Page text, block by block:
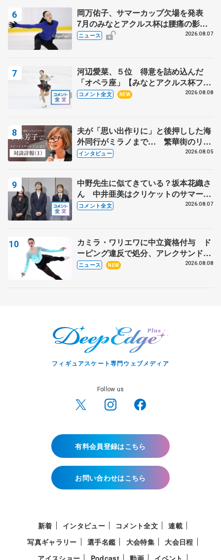
岡万佑子、サマーカップ欠場を発表
7月のみなとアクルス杯は腰痛の影響
で
ニュース 2026.08.07
河辺愛菜、５位 得意を詰め込んだ
「オペラ座」【みなとアクルス杯フリ
ー】
コメント全文 NEW 2026.08.08
夫が「思い出作りに」と後押しした海
外同行がミラノまで… 繁華街のリン
クでは不良のお兄さんも味方に 小林
インタビュー 2026.08.05
中野先生に似てきている？坂本花織さ
ん 中井亜美はクリケットのサマーキ
ャンプに 島田麻央はたくさん試合に
コメント全文 2026.08.07
カミラ・ワリエワに中立資格付与 ド
ーピング違反で処分、アレクサンド
ラ・イグナトワも
ニュース NEW 2026.08.08
フィギュアスケート専門ウェブメディア
Follow us
有料会員登録はこちら
お問い合わせはこちら
新着 インタビュー コメント全文
連載
写真ギャラリー
選手名鑑 大会特集
大会日程